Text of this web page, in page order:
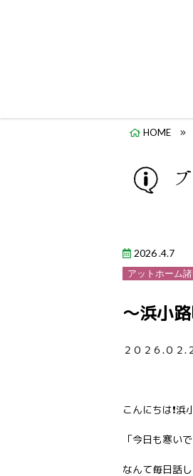
HOME
2026 .4.7
アットホーム諸
～浜小
２０２６.０２.
こんにちは❗浜
「今日も寒い
なんて毎日話